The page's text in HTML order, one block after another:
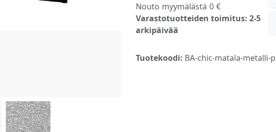
Nouto myymälästä 0 €
Varastotuotteiden toimitus: 2-5
arkipäivää
Tuotekoodi: BA-chic-matala-metalli-